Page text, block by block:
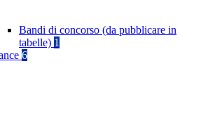
Bandi di concorso (da pubblicare in
tabelle) 1
6